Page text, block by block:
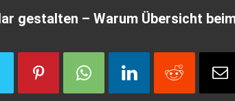
gestalten – Warum Übersicht